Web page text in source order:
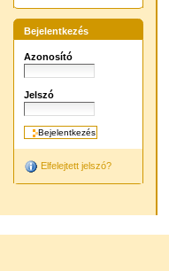
Bejelentkezés
Azonosító
Jelszó
Elfelejtett jelszó?